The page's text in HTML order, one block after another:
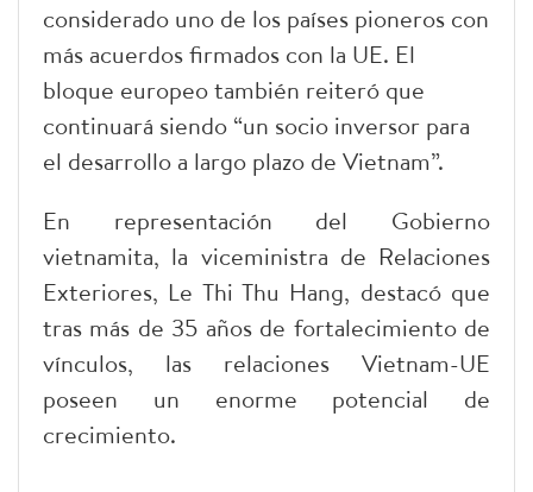
considerado uno de los países pioneros con
más acuerdos firmados con la UE. El
bloque europeo también reiteró que
continuará siendo “un socio inversor para
el desarrollo a largo plazo de Vietnam”.
En representación del Gobierno
vietnamita, la viceministra de Relaciones
Exteriores, Le Thi Thu Hang, destacó que
tras más de 35 años de fortalecimiento de
vínculos, las relaciones Vietnam-UE
poseen un enorme potencial de
crecimiento.